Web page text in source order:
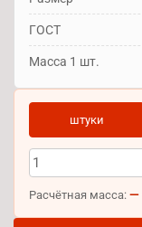
ГОСТ
Масса 1 шт.
штуки
Расчётная масса: —